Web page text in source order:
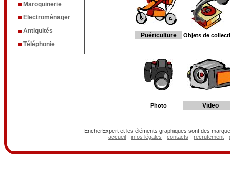
Maroquinerie
Electroménager
Antiquités
Téléphonie
Puériculture Objets de
Photo Video
EncherExpert et les éléments graphiques sont des
accueil - infos légales - contacts - recrutement -